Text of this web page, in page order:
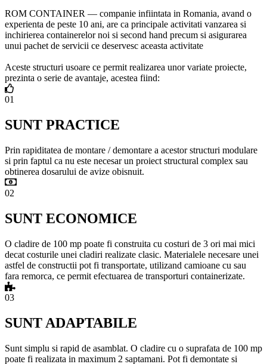
ROM CONTAINER — companie infiintata in Romania, avand o
experienta de peste 10 ani, are ca principale activitati vanzarea si
inchirierea containerelor noi si second hand precum si asigurarea
unui pachet de servicii ce deservesc aceasta activitate
Aceste structuri usoare ce permit realizarea unor variate proiecte,
prezinta o serie de avantaje, acestea fiind:
01
SUNT PRACTICE
Prin rapiditatea de montare / demontare a acestor structuri modulare
si prin faptul ca nu este necesar un proiect structural complex sau
obtinerea dosarului de avize obisnuit.
02
SUNT ECONOMICE
O cladire de 100 mp poate fi construita cu costuri de 3 ori mai mici
decat costurile unei cladiri realizate clasic. Materialele necesare unei
astfel de constructii pot fi transportate, utilizand camioane cu sau
fara remorca, ce permit efectuarea de transporturi containerizate.
03
SUNT ADAPTABILE
Sunt simplu si rapid de asamblat. O cladire cu o suprafata de 100 mp
poate fi realizata in maximum 2 saptamani. Pot fi demontate si